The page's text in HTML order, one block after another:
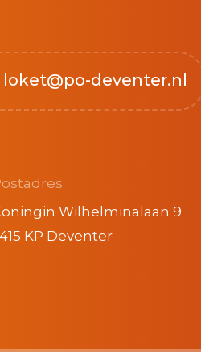
loket@po-deventer.nl
Wilhelminalaan 9
KP Deventer